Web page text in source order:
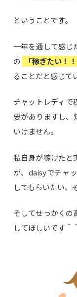
ということです。
一年を通して感じ
の
「稼ぎたい！！
ることだと感じて
チャットレディで
要がありますし、
いけません。
私自身が稼げたと
が、daisyでチャ
してもらいたい、
そしてせっかくの
してほしいです＾＾